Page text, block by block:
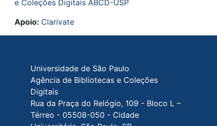
e Coleções Digitais ABCD-USP
Apoio: Clarivate
Rodapé do site
Universidade de São Paulo
Agência de Bibliotecas e Coleções
Digitais
Rua da Praça do Relógio, 109 - Bloco L –
Térreo - 05508-050 - Cidade